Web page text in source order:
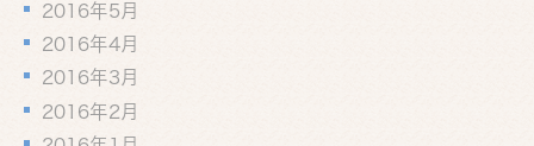
2016年5月
2016年4月
2016年3月
2016年2月